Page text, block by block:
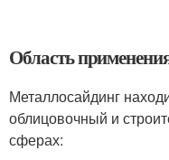
Область
Металлосайдинг
облицовочный и
сферах: